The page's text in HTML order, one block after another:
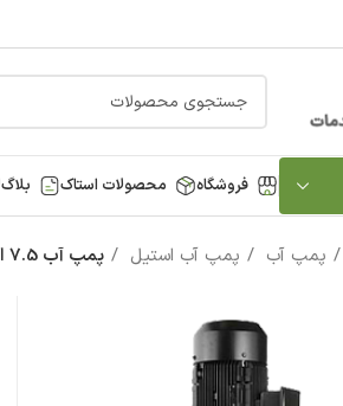
فروشگاه محصولات استاک بلاگ
پمپ آب پمپ آب استیل پمپ آب 7.5 اسب استيل ایستاده سه فاز ابارا مدل EVMSG 10-15 F5/5.5 IE2